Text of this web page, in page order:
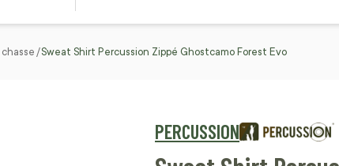
Sweat Shirt Percussion Zippé Ghostcamo Forest Evo
PERCUSSION